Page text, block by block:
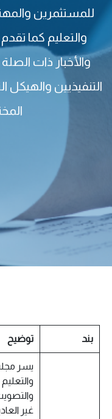
للمستثمرين
والتعليم كما
والأخبار ذات
التنفيذيين والهيكل
بند توضيح
يسر
غير